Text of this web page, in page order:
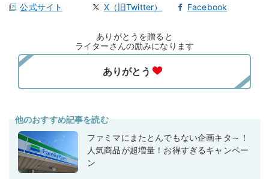
公式サイト X（旧Twitter） Facebook
ありがとうを贈ると
ライターさんの励みになります
他のおすすめ記事を読む
ファミマにまたとんでもない企画キタ～！
人気商品が超増量！お得すぎるキャンペー
ン